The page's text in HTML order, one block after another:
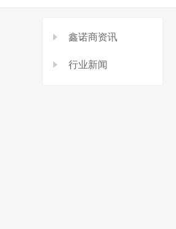
鑫诺商资讯
行业新闻